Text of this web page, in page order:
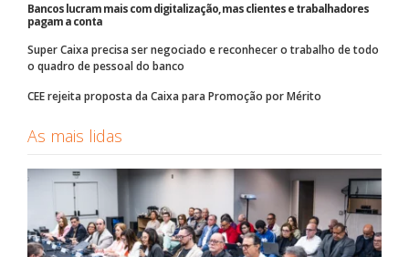
Bancos lucram mais com digitalização, mas clientes e trabalhadores
pagam a conta
Super Caixa precisa ser negociado e reconhecer o trabalho de todo
o quadro de pessoal do banco
CEE rejeita proposta da Caixa para Promoção por Mérito
As mais lidas